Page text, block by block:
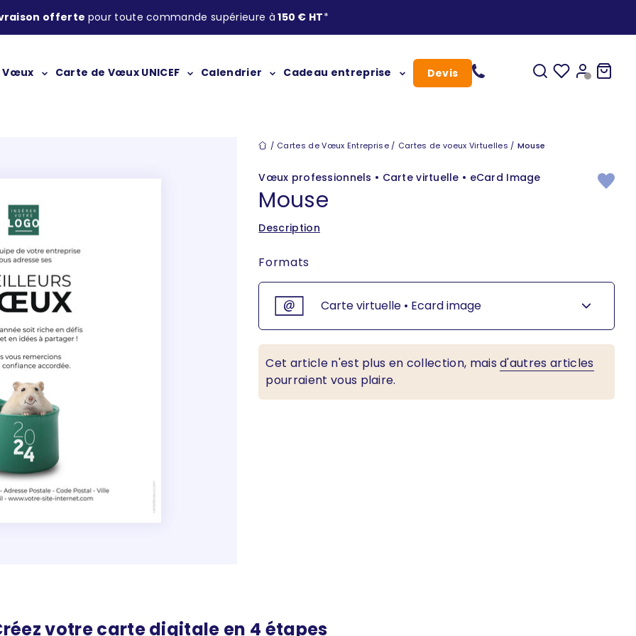
offerte pour toute commande supérieure à 150 € HT*
Vœux Carte de Vœux UNICEF Calendrier Cadeau entreprise Devis Ouvrir la
Vos favoris
Ouvrir le
Voir le
Cartes de vœux
Cartes de Vœux Entreprise Cartes de voeux Virtuelles Mouse
Vœux professionnels • Carte virtuelle • eCard Image
Mouse
Description
Formats
Carte virtuelle • Ecard image
Cet article n'est plus en collection, maisd'autres articles
pourraient vous plaire.
votre carte digitale en 4 étapes